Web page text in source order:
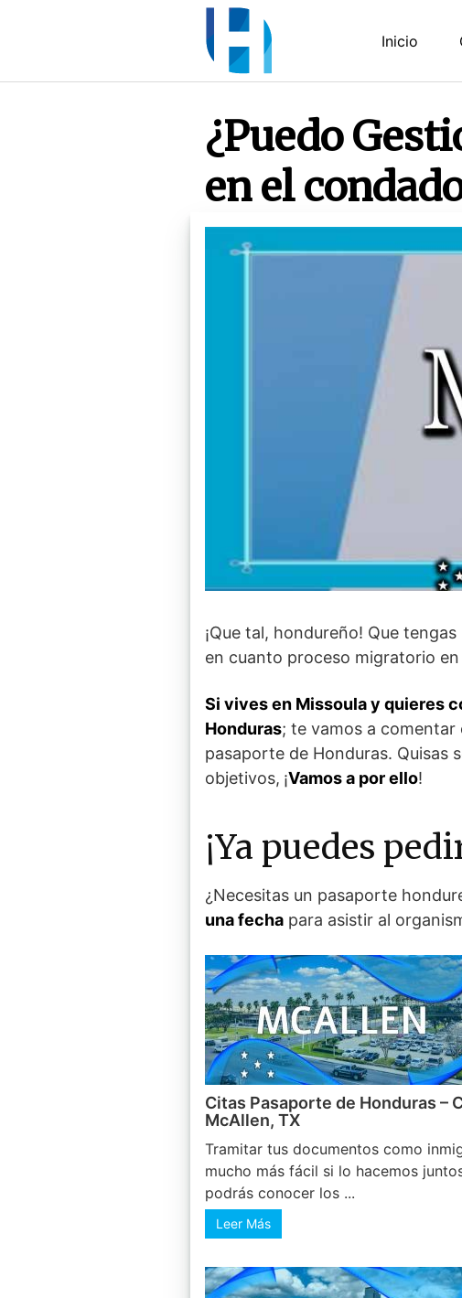
Inicio
¿Puedo
en el
¡Que tal, hondureño! Que
en cuanto proceso migratorio
Si vives en Missoula y quieres
Honduras; te vamos a comentar
pasaporte de Honduras. Quisas
objetivos, ¡Vamos a por ello!
¡Ya puedes
¿Necesitas un pasaporte
una fecha para asistir al
Citas Pasaporte de Honduras –
McAllen, TX
Tramitar tus documentos como
mucho más fácil si lo hacemos
podrás conocer los ...
Leer Más